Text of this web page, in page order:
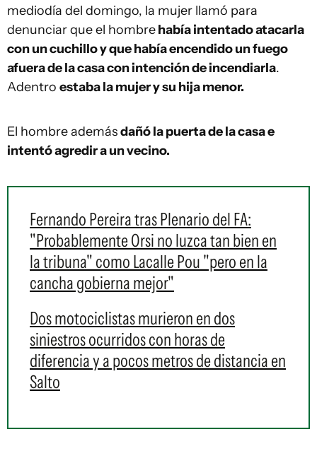
mediodía del domingo, la mujer llamó para
denunciar que el hombrehabía intentado atacarla
con un cuchillo y que había encendido un fuego
afuera de la casa con intención de incendiarla.
Adentro estaba la mujer y su hija menor.
El hombre ademásdañó la puerta de la casa e
intentó agredir a un vecino.
Fernando Pereira tras Plenario del FA:
"Probablemente Orsi no luzca tan bien en
la tribuna" como Lacalle Pou "pero en la
cancha gobierna mejor"
Dos motociclistas murieron en dos
siniestros ocurridos con horas de
diferencia y a pocos metros de distancia en
Salto